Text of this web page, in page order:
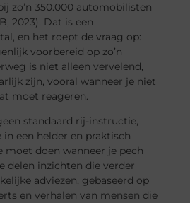
zo’n 350.000 automobilisten
2023). Dat is een
en het roept de vraag op:
voorbereid op zo’n
is niet alleen vervelend,
zijn, vooral wanneer je niet
moet reageren.
standaard rij-instructie,
een helder en praktisch
moet doen wanneer je pech
delen inzichten die verder
adviezen, gebaseerd op
en verhalen van mensen die